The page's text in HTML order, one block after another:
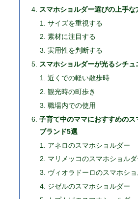
スマホショルダー選びの上手な
サイズを重視する
素材に注目する
実用性を判断する
スマホショルダーが光るシチュ
近くでの軽い散歩時
観光時の町歩き
職場内での使用
子育て中のママにおすすめのス
ブランド5選
アネロのスマホショルダー
マリメッコのスマホショルダ
ヴィオラドーロのスマホシ
ジゼルのスマホショルダー